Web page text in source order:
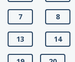
7 8
13 14